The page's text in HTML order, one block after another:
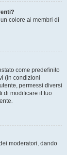
colore ai membri di
come predefinito
(in condizioni
permessi diversi
di modificare il tuo
moderatori, dando